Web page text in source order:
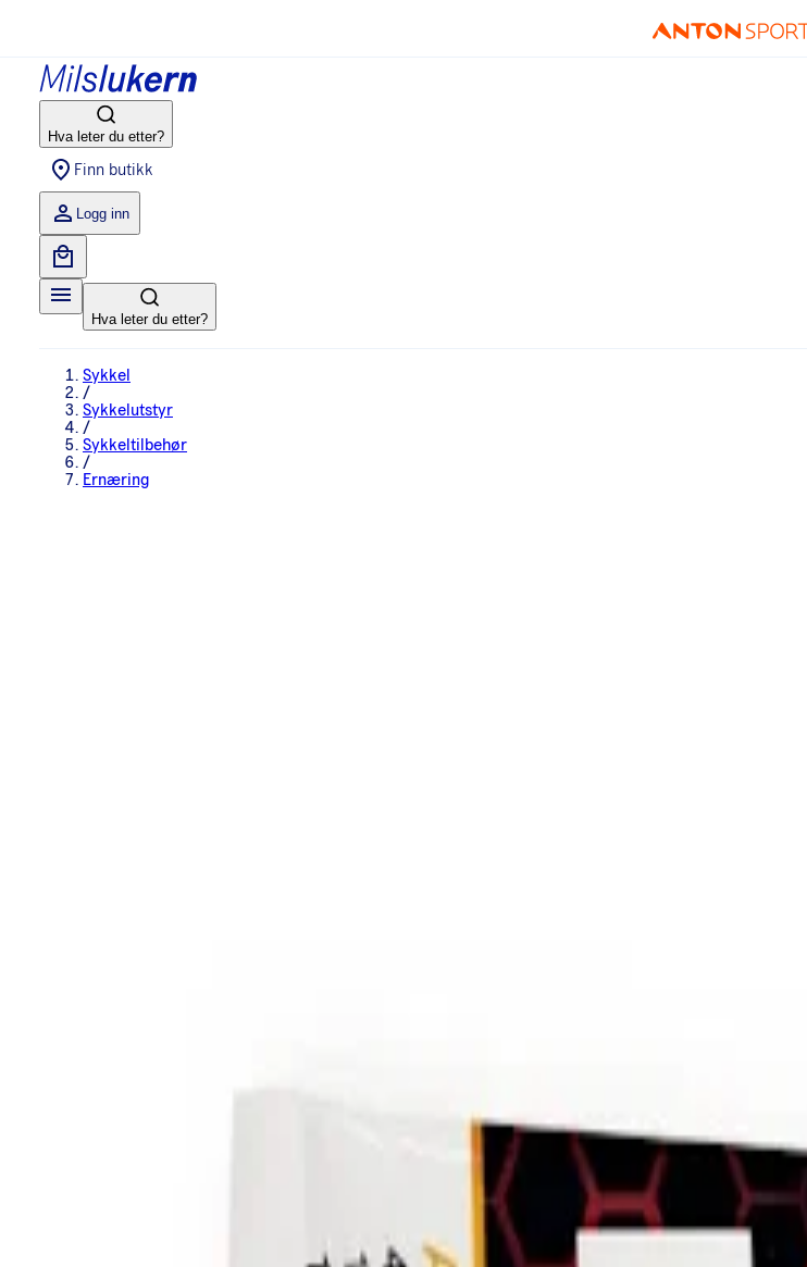
Hva leter du etter?
Finn butikk
Logg inn
Hva leter du etter?
Sykkel
/
Sykkelutstyr
/
Sykkeltilbehør
/
Ernæring